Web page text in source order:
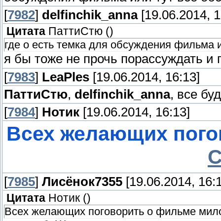
[7982] delfinchik_anna[19.06.2014,
Цитата ПаттиСтю ()
где о есть темка для обсуждения фильма
я бы тоже не прочь порассуждать и
[7983] LeaPles [19.06.2014, 16:13]
ПаттиСтю, delfinchik_anna, все
[7984] Нотик [19.06.2014, 16:13]
Всех желающих
[7985] Лисёнок7355 [19.06.2014,
Цитата Нотик ()
Всех желающих поговорить о фильме